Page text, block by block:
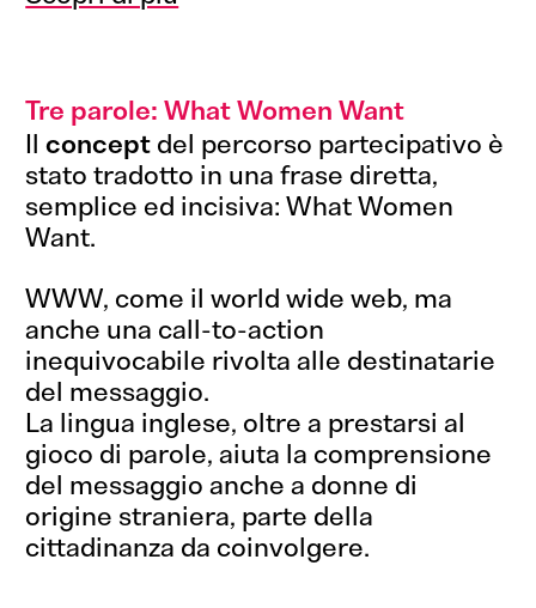
Tre parole: What Women Want
Ilconcept del percorso partecipativo è
stato tradotto in una frase diretta,
semplice ed incisiva: What Women
Want.
WWW, come il world wide web, ma
anche una call-to-action
inequivocabile rivolta alle destinatarie
del messaggio.
La lingua inglese, oltre a prestarsi al
gioco di parole, aiuta la comprensione
del messaggio anche a donne di
origine straniera, parte della
cittadinanza da coinvolgere.